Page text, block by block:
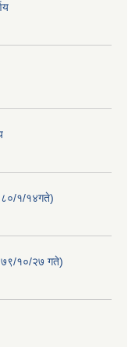
१/१४गते)
१०/२७ गते)